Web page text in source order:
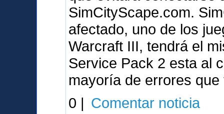
SimCityScape.com.
afectado, uno de los
Warcraft III, tendrá el
Service Pack 2 esta al
mayoría de errores que
0 | Comentar noticia